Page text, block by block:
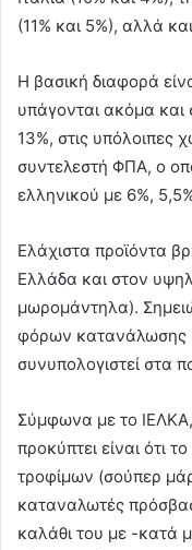
(11% και 5%), αλλά
Η βασική διαφορά
υπάγονται ακόμα
13%, στις υπόλοιπες
συντελεστή ΦΠΑ, ο
ελληνικού με 6%,
Ελάχιστα προϊόντα
Ελλάδα και στον
μωρομάντηλα).
φόρων κατανάλωσης
συνυπολογιστεί στα
Σύμφωνα με το
προκύπτει είναι ότι
τροφίμων (σούπερ
καταναλωτές
καλάθι του με -κατά